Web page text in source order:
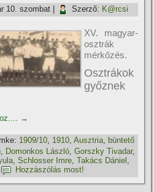
10. szombat Szerző: K@rcsi
XV. magyar-
osztrák
mérkőzés.
Osztrákok
győznek
→
1909/10, 1910,Ausztria, büntető
Domonkos László ,Gorszky Tivadar,
,Schlosser Imre ,Takács Dániel
Hozzászólás most!